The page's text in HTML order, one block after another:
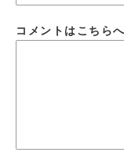
コメントはこちら